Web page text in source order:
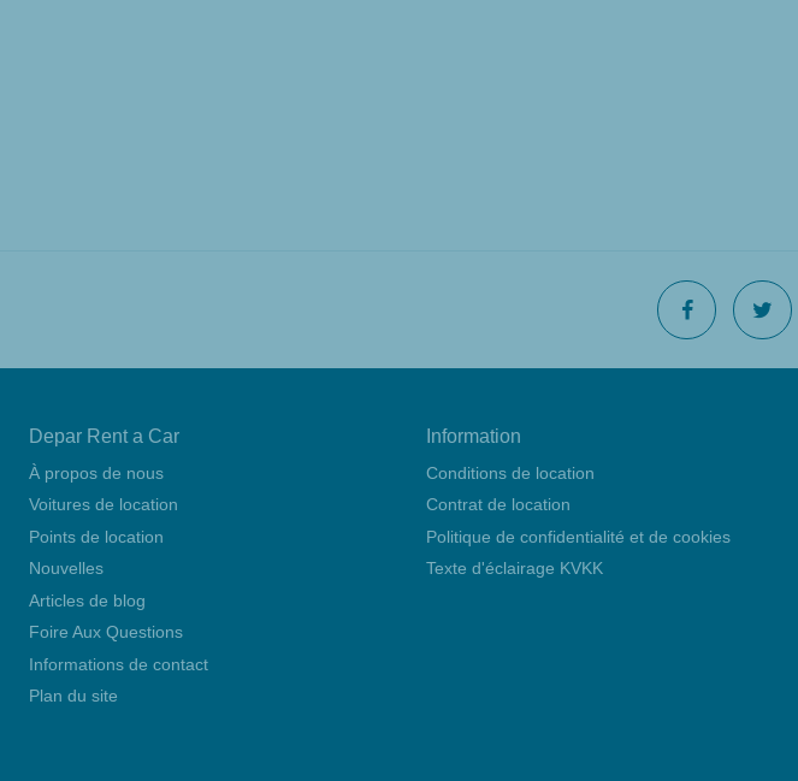
Depar Rent a Car
À propos de nous
Voitures de location
Points de location
Nouvelles
Articles de blog
Foire Aux Questions
Informations de contact
Plan du site
Information
Conditions de location
Contrat de location
Politique de confidentialité et de cookies
Texte d'éclairage KVKK